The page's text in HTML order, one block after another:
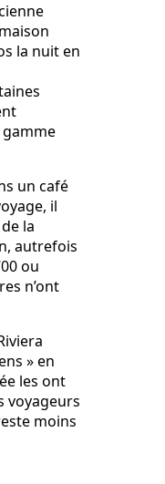
la nuit en
un café
il
la
autrefois
ou
n’ont
» en
les ont
voyageurs
moins